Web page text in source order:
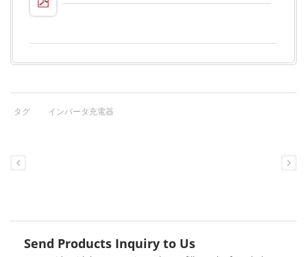
タグ インバータ充電器